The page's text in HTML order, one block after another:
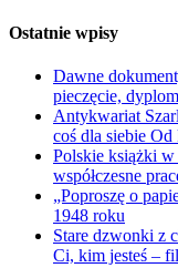
Ostatnie wpisy
Dawne
pieczęcie,
Antykwariat
coś dla siebie Od
Polskie książki
współczesne
„Poproszę o
1948 roku
Stare dzwonki z
Ci, kim jesteś –